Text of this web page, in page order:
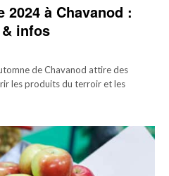
2024 à Chavanod :
infos
de Chavanod attire des
les produits du terroir et les